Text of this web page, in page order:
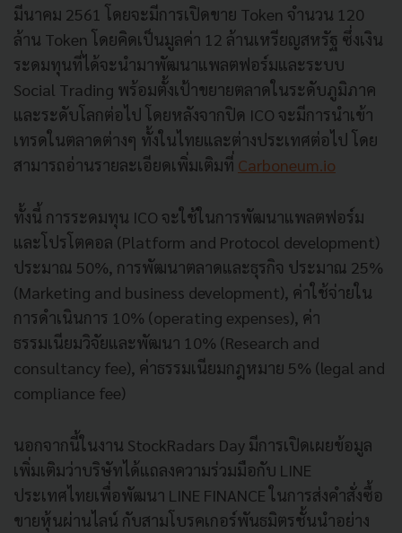
มีนาคม 2561 โดยจะมีการเปิดขาย Token จำนวน 120
ล้าน Token โดยคิดเป็นมูลค่า 12 ล้านเหรียญสหรัฐ ซึ่งเงิน
ระดมทุนที่ได้จะนำมาพัฒนาแพลตฟอร์มและระบบ
Social Trading พร้อมตั้งเป้าขยายตลาดในระดับภูมิภาค
และระดับโลกต่อไป โดยหลังจากปิด ICO จะมีการนำเข้า
เทรดในตลาดต่างๆ ทั้งในไทยและต่างประเทศต่อไป โดย
สามารถอ่านรายละเอียดเพิ่มเติมที่ Carboneum.io
ทั้งนี้ การระดมทุน ICO จะใช้ในการพัฒนาแพลตฟอร์ม
และโปรโตคอล (Platform and Protocol development)
ประมาณ 50%, การพัฒนาตลาดและธุรกิจ ประมาณ 25%
(Marketing and business development), ค่าใช้จ่ายใน
การดำเนินการ 10% (operating expenses), ค่า
ธรรมเนียมวิจัยและพัฒนา 10% (Research and
consultancy fee), ค่าธรรมเนียมกฎหมาย 5% (legal and
compliance fee)
นอกจากนี้ในงาน StockRadars Day มีการเปิดเผยข้อมูล
เพิ่มเติมว่าบริษัทได้แถลงความร่วมมือกับ LINE
ประเทศไทยเพื่อพัฒนา LINE FINANCE ในการส่งคำสั่งซื้อ
ขายหุ้นผ่านไลน์ กับสามโบรคเกอร์พันธมิตรชั้นนำอย่าง